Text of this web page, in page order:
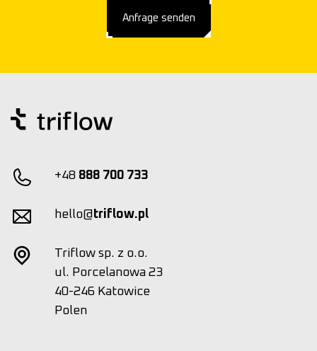
Anfrage senden
+48 888 700 733
hello@triflow.pl
Triflow sp. z o.o.
ul. Porcelanowa 23
40-246 Katowice
Polen